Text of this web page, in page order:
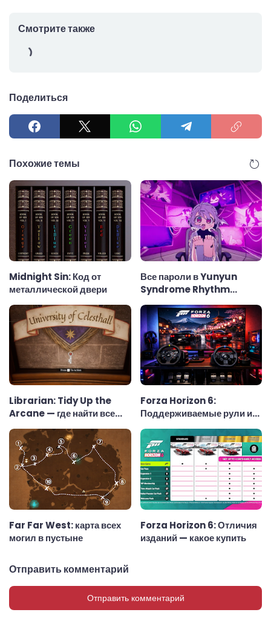
Смотрите также
Поделиться
Похожие темы
Midnight Sin: Код от
металлической двери
Все пароли в Yunyun
Syndrome Rhythm
Psychosis
Librarian: Tidy Up the
Arcane — где найти все
ключи
Forza Horizon 6:
Поддерживаемые рули и
рулевые колёса
Far Far West: карта всех
могил в пустыне
Forza Horizon 6: Отличия
изданий — какое купить
Отправить комментарий
Отправить комментарий